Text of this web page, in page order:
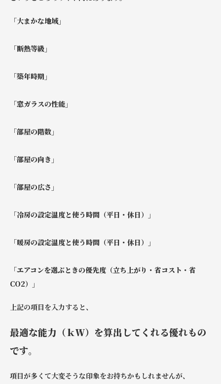
「大まかな地域」
「断熱等級」
「築年時期」
「窓ガラスの性能」
「部屋の階数」
「部屋の向き」
「部屋の広さ」
「冷房の設定温度と使う時間（平日・休日）」
「暖房の設定温度と使う時間（平日・休日）」
「エアコンを選ぶときの優先度（立ち上がり・省コスト・省
CO2）」
上記の項目を入力すると、
最適な能力（ｋＷ）を算出してくれる優れもの
です。
項目が多くて大変そうな印象をお持ちかもしれませんが、